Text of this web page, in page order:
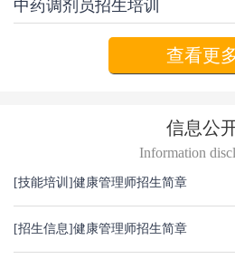
中药调剂员招生培训
查看更
信息公
Information
[技能培训]健康管理师招生简章
[招生信息]健康管理师招生简章